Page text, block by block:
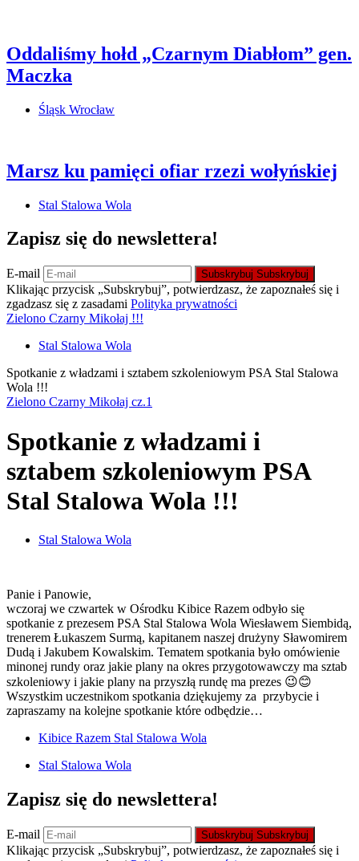
Oddaliśmy hołd „Czarnym Diabłom” gen.
Maczka
Śląsk Wrocław
Marsz ku pamięci ofiar rzezi wołyńskiej
Stal Stalowa Wola
Zapisz się do newslettera!
E-mail Subskrybuj Subskrybuj
Klikając przycisk „Subskrybuj”, potwierdzasz, że zapoznałeś się i
zgadzasz się z zasadami Polityka prywatności
Zielono Czarny Mikołaj !!!
Stal Stalowa Wola
Spotkanie z władzami i sztabem szkoleniowym PSA Stal Stalowa
Wola !!!
Zielono Czarny Mikołaj cz.1
Spotkanie z władzami i
sztabem szkoleniowym PSA
Stal Stalowa Wola !!!
Stal Stalowa Wola
Panie i Panowie,
wczoraj we czwartek w Ośrodku Kibice Razem odbyło się
spotkanie z prezesem PSA Stal Stalowa Wola Wiesławem Siembidą,
trenerem Łukaszem Surmą, kapitanem naszej drużyny Sławomirem
Dudą i Jakubem Kowalskim. Tematem spotkania było omówienie
minonej rundy oraz jakie plany na okres przygotowawczy ma sztab
szkoleniowy i jakie plany na przyszłą rundę ma prezes 😉😊
Wszystkim uczestnikom spotkania dziękujemy za przybycie i
zapraszamy na kolejne spotkanie które odbędzie…
Kibice Razem Stal Stalowa Wola
Stal Stalowa Wola
Zapisz się do newslettera!
E-mail Subskrybuj Subskrybuj
Klikając przycisk „Subskrybuj”, potwierdzasz, że zapoznałeś się i